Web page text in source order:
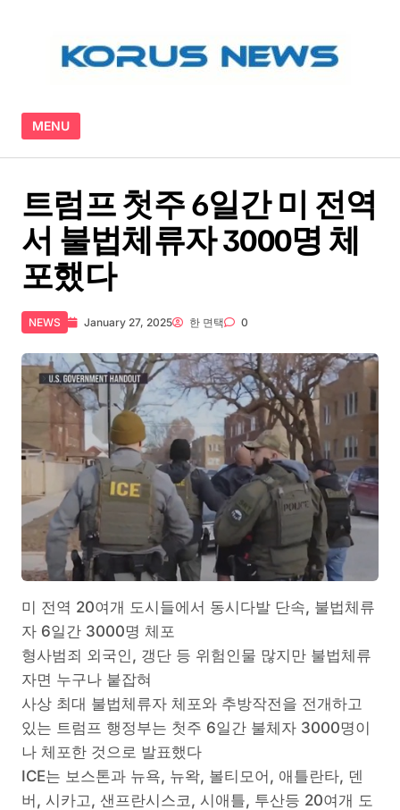
MENU
트럼프 첫주 6일간 미 전역
서 불법체류자 3000명 체
포했다
NEWS January 27, 2025 한 면택 0
미 전역 20여개 도시들에서 동시다발 단속, 불법체류
자 6일간 3000명 체포
형사범죄 외국인, 갱단 등 위험인물 많지만 불법체류
자면 누구나 붙잡혀
사상 최대 불법체류자 체포와 추방작전을 전개하고
있는 트럼프 행정부는 첫주 6일간 불체자 3000명이
나 체포한 것으로 발표했다
ICE는 보스톤과 뉴욕, 뉴왁, 볼티모어, 애틀란타, 덴
버, 시카고, 샌프란시스코, 시애틀, 투산등 20여개 도